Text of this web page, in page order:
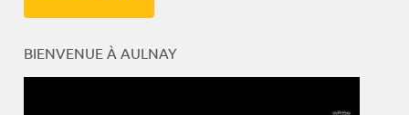
BIENVENUE À AULNAY